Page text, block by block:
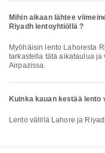
Mihin aikaan lähtee
Riyadh lentoyhtiöllä ?
Myöhäisin lento Lahoresta Riyadhyn lentoyhtiöllä PF lähtee klo 22.40. Voit
tarkastella tätä aikataulua
Airpazissa.
Kuinka kauan kestää lento
Lento välillä Lahore ja